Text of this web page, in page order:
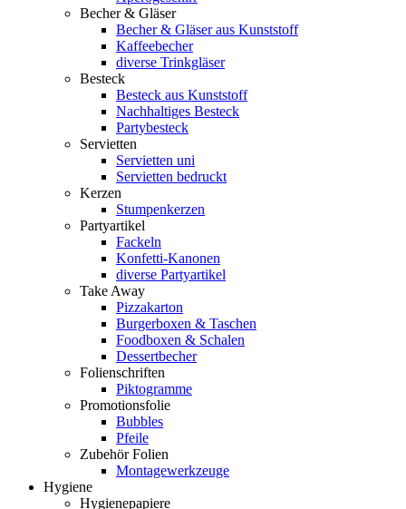
Becher & Gläser
Becher & Gläser aus Kunststoff
Kaffeebecher
diverse Trinkgläser
Besteck
Besteck aus Kunststoff
Nachhaltiges Besteck
Partybesteck
Servietten
Servietten uni
Servietten bedruckt
Kerzen
Stumpenkerzen
Partyartikel
Fackeln
Konfetti-Kanonen
diverse Partyartikel
Take Away
Pizzakarton
Burgerboxen & Taschen
Foodboxen & Schalen
Dessertbecher
Folienschriften
Piktogramme
Promotionsfolie
Bubbles
Pfeile
Zubehör Folien
Montagewerkzeuge
Hygiene
Hygienepapiere